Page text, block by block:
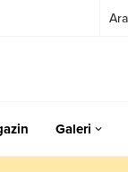
Galeri